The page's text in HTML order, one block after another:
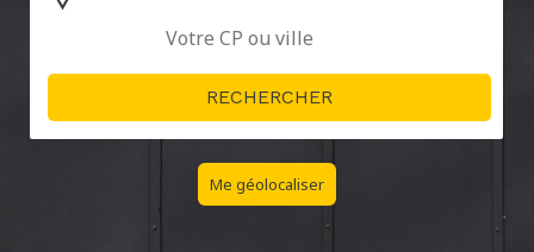
Me géolocaliser